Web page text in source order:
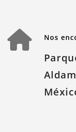
Nos